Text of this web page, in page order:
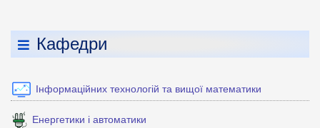
Кафедри
Інформаційних технологій та вищої математики
Енергетики і автоматики